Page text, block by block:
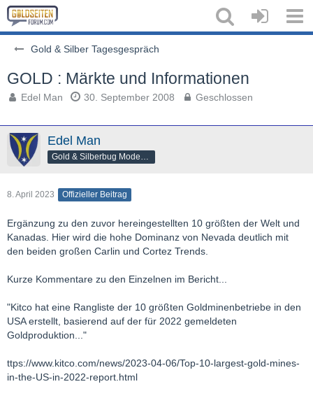
Gold & Silber Tagesgespräch
GOLD : Märkte und Informationen
Edel Man 30. September 2008 Geschlossen
Edel Man
8. April 2023 Offizieller Beitrag
Ergänzung zu den zuvor hereingestellten 10 größten der Welt und
Kanadas. Hier wird die hohe Dominanz von Nevada deutlich mit
den beiden großen Carlin und Cortez Trends.
Kurze Kommentare zu den Einzelnen im Bericht...
"Kitco hat eine Rangliste der 10 größten Goldminenbetriebe in den
USA erstellt, basierend auf der für 2022 gemeldeten
Goldproduktion..."
ttps://www.kitco.com/news/2023-04-06/Top-10-largest-gold-mines-
in-the-US-in-2022-report.html